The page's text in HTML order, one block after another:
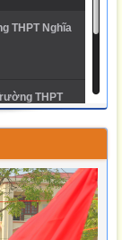
THPT Nghĩa
THPT
- THPT Nghĩa